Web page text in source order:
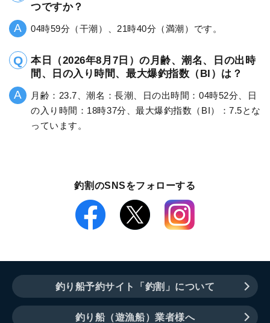
つですか？
04時59分（干潮）、21時40分（満潮）です。
本日（2026年8月7日）の月齢、潮名、日の出時
間、日の入り時間、最大爆釣指数（BI）は？
月齢：23.7、潮名：長潮、日の出時間：04時52分、日
の入り時間：18時37分、最大爆釣指数（BI）：7.5とな
っています。
釣割のSNSをフォローする
釣り船予約サイト「釣割」について
釣り船（遊漁船）業者様へ